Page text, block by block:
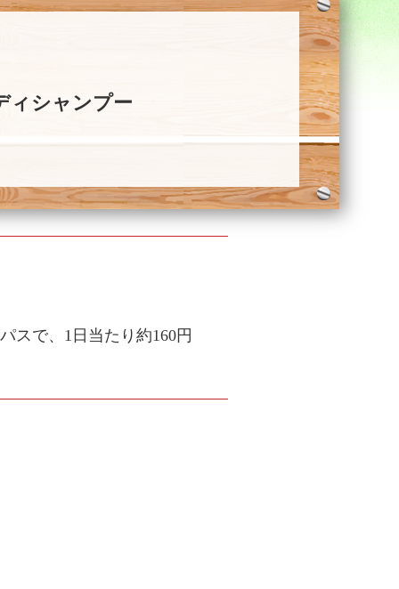
ィシャンプー
スで、1日当たり約160円